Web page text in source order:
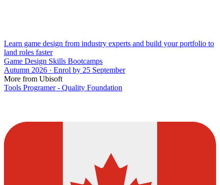
Learn game design from industry experts and build your portfolio to
land roles faster
Game Design Skills Bootcamps
Autumn 2026 · Enrol by 25 September
More from Ubisoft
Tools Programer - Quality Foundation